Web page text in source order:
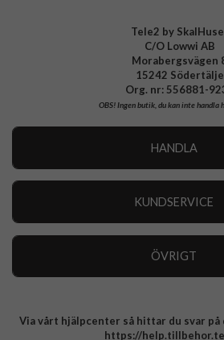
Tele2 by
C/O Lowwi AB
Morabergsvägen
15242 Södertälje
Org. nr: 556881-
OBS!Ingen butik, du kan inte handla
HANDLA
KUNDSERVICE
ÖVRIGT
Integritetspolicy
Via vårt hjälpcenter så hittar du svar
https://